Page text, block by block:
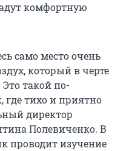
комфортную
само место очень
который в черте
такой по-
где тихо и приятно
директор
Полевиченко. В
проводит изучение